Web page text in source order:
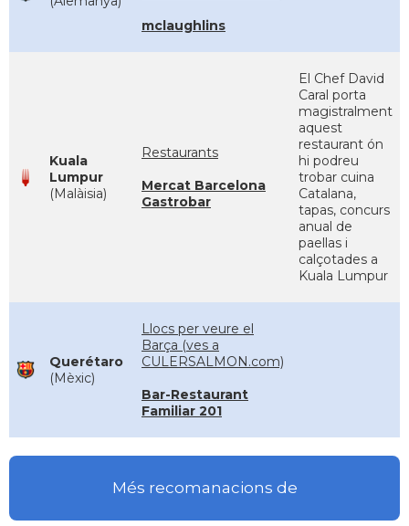
mclaughlins
Kuala
Lumpur
(Malàisia)
Restaurants
Mercat Barcelona
Gastrobar
El Chef David
Caral porta
magistralment
aquest
restaurant ón
hi podreu
trobar cuina
Catalana,
tapas, concurs
anual de
paellas i
calçotades a
Kuala Lumpur
Querétaro
(Mèxic)
Llocs per veure el
Barça (ves a
CULERSALMON.com)
Bar-Restaurant
Familiar 201
Més recomanacions de